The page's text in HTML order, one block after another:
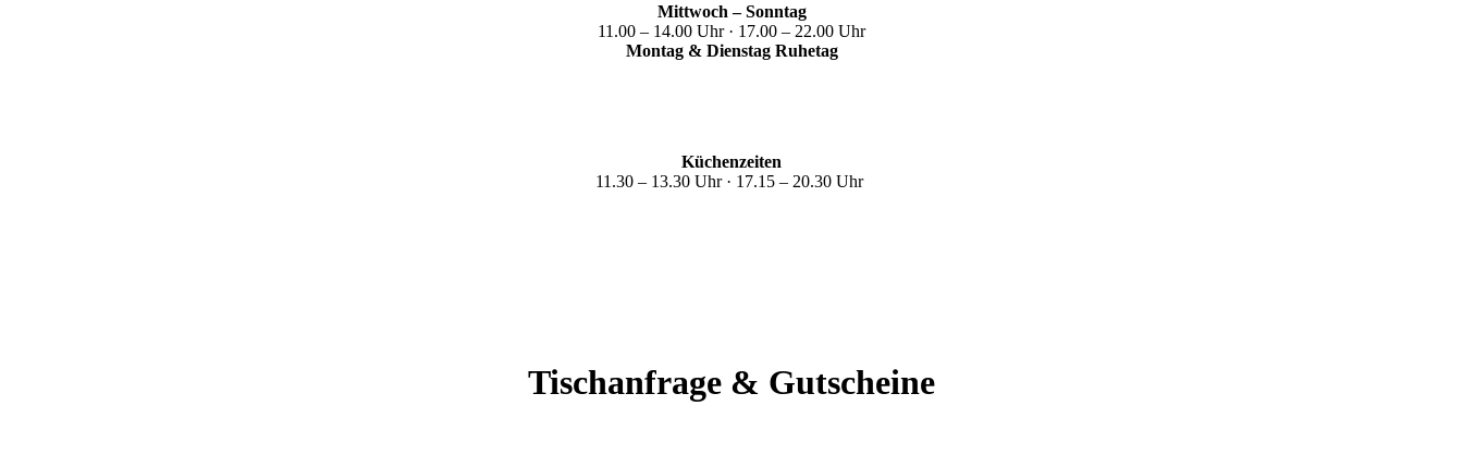
Mittwoch –Sonntag
11.00 – 14.00 Uhr · 17.00 – 22.00 Uhr
Montag & Dienstag Ruhetag
Küchenzeiten
11.30 – 13.30 Uhr · 17.15 – 20.30 Uhr
Tischanfrage & Gutscheine